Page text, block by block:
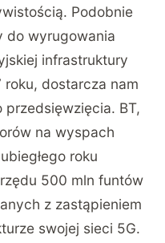
Podobnie
do wyrugowania
infrastruktury
dostarcza nam
BT,
na wyspach
roku
500 mln funtów
z zastąpieniem
swojej sieci 5G.